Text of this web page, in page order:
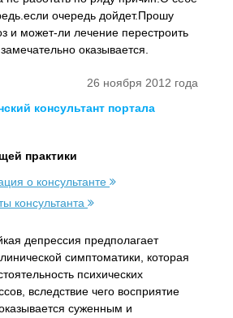
очередь дойдет.Прошу
и может-ли лечение перестроить
оказывается.
26 ноября 2012 года
консультант портала
практики
о консультанте
консультанта
депрессия предполагает
симптоматики, которая
психических
вследствие чего восприятие
суженным и